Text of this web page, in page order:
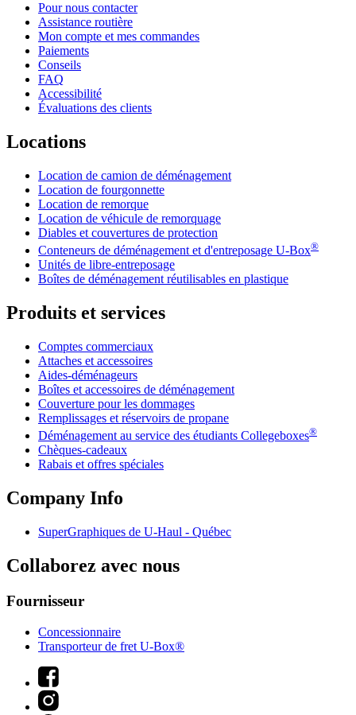
Pour nous contacter
Assistance routière
Mon compte et mes commandes
Paiements
Conseils
FAQ
Accessibilité
Évaluations des clients
Locations
Location de camion de déménagement
Location de fourgonnette
Location de remorque
Location de véhicule de remorquage
Diables et couvertures de protection
Conteneurs de déménagement et d'entreposage U-Box®
Unités de libre-entreposage
Boîtes de déménagement réutilisables en plastique
Produits et services
Comptes commerciaux
Attaches et accessoires
Aides-déménageurs
Boîtes et accessoires de déménagement
Couverture pour les dommages
Remplissages et réservoirs de propane
Déménagement au service des étudiants Collegeboxes®
Chèques-cadeaux
Rabais et offres spéciales
Company Info
SuperGraphiques de U-Haul - Québec
Collaborez avec nous
Fournisseur
Concessionnaire
Transporteur de fret U-Box®